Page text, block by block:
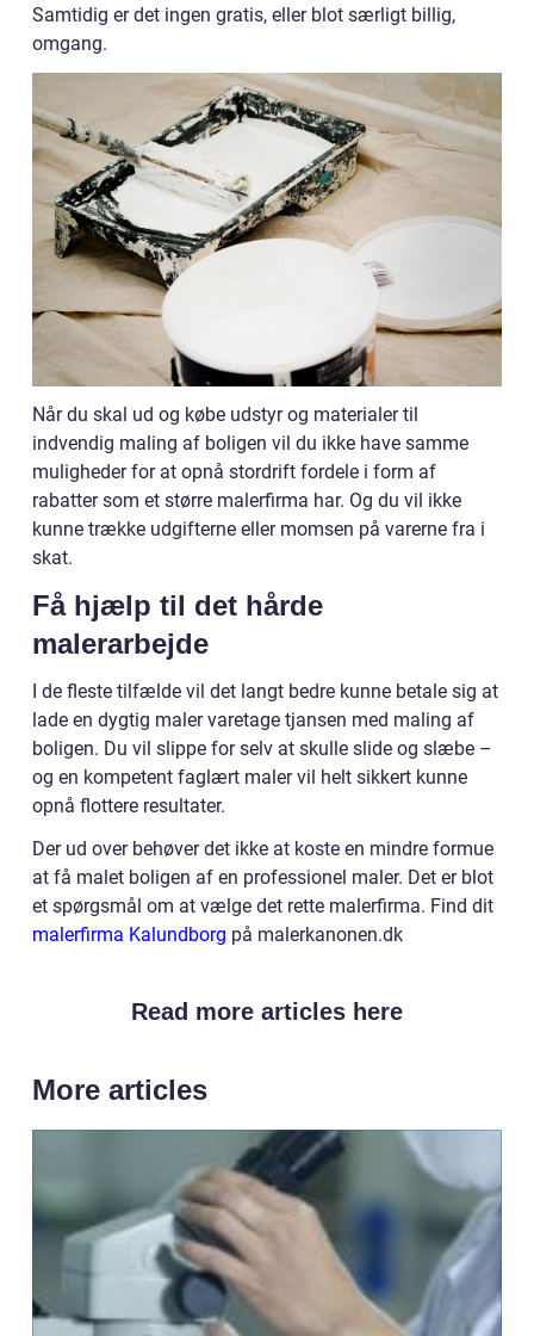
Samtidig er det ingen gratis, eller blot særligt billig,
omgang.
Når du skal ud og købe udstyr og materialer til
indvendig maling af boligen vil du ikke have samme
muligheder for at opnå stordrift fordele i form af
rabatter som et større malerfirma har. Og du vil ikke
kunne trække udgifterne eller momsen på varerne fra i
skat.
Få hjælp til det hårde
malerarbejde
I de fleste tilfælde vil det langt bedre kunne betale sig at
lade en dygtig maler varetage tjansen med maling af
boligen. Du vil slippe for selv at skulle slide og slæbe –
og en kompetent faglært maler vil helt sikkert kunne
opnå flottere resultater.
Der ud over behøver det ikke at koste en mindre formue
at få malet boligen af en professionel maler. Det er blot
et spørgsmål om at vælge det rette malerfirma. Find dit
malerfirma Kalundborg på malerkanonen.dk
Read more articles here
More articles